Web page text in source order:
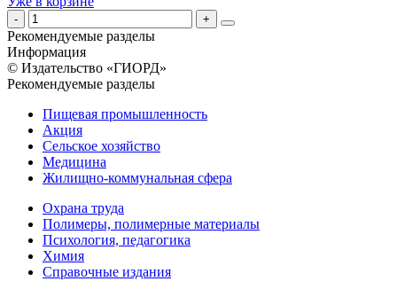
Рекомендуемые разделы
Информация
© Издательство «ГИОРД»
Рекомендуемые разделы
Пищевая промышленность
Акция
Сельское хозяйство
Медицина
Жилищно-коммунальная сфера
Охрана труда
Полимеры, полимерные материалы
Психология, педагогика
Химия
Справочные издания